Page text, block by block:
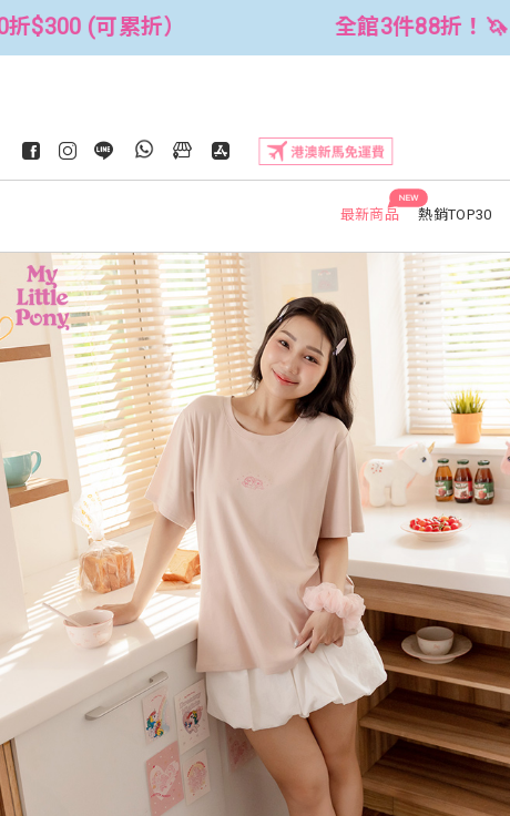
館3件88折！🦄 滿$2500折$300 (可累折）
NEW
最新商品 熱銷TOP30